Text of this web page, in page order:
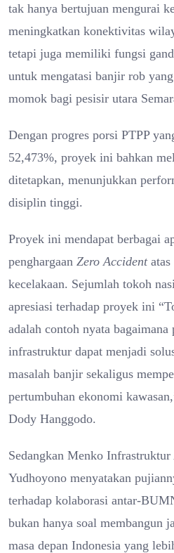
tak hanya bertujuan mengurai
meningkatkan konektivitas
tetapi juga memiliki fungsi
untuk mengatasi banjir rob
momok bagi pesisir utara
Dengan progres porsi PTPP
52,473%, proyek ini bahkan
ditetapkan, menunjukkan
disiplin tinggi.
Proyek ini mendapat berbagai
penghargaan Zero Accidentatas
kecelakaan. Sejumlah tokoh
apresiasi terhadap proyek ini
adalah contoh nyata bagaimana
infrastruktur dapat menjadi
masalah banjir sekaligus
pertumbuhan ekonomi
Dody Hanggodo.
Sedangkan Menko
Yudhoyono menyatakan
terhadap kolaborasi antar-
bukan hanya soal membangun
masa depan Indonesia yang